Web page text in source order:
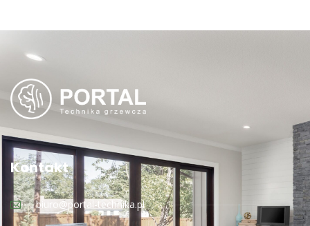
Kontakt
biuro@portal-technika.pl